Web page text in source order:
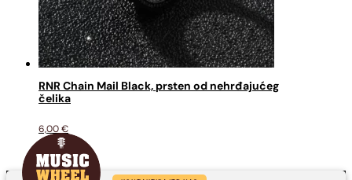
RNR Chain Mail Black, prsten od nehrđajućeg
čelika
6,00€